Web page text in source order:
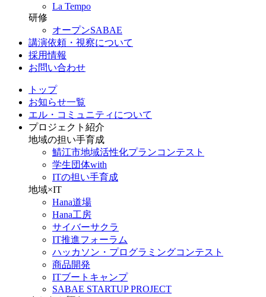
La Tempo
研修
オープンSABAE
講演依頼・視察について
採用情報
お問い合わせ
トップ
お知らせ一覧
エル・コミュニティについて
プロジェクト紹介
地域の担い手育成
鯖江市地域活性化プランコンテスト
学生団体with
ITの担い手育成
地域×IT
Hana道場
Hana工房
サイバーサクラ
IT推進フォーラム
ハッカソン・プログラミングコンテスト
商品開発
ITブートキャンプ
SABAE STARTUP PROJECT